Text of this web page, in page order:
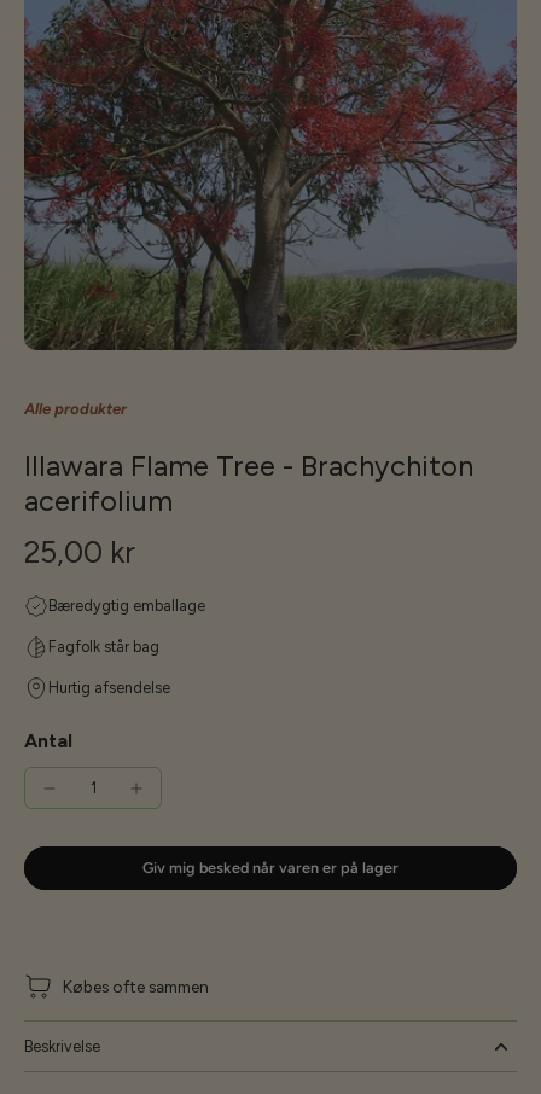
Alle produkter
Illawara Flame Tree - Brachychiton
acerifolium
25,00 kr
Bæredygtig emballage
Fagfolk står bag
Hurtig afsendelse
Antal
Giv mig besked når varen er på lager
Købes ofte sammen
Beskrivelse